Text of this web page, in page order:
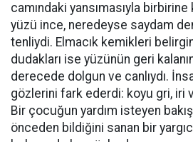
camındaki yansımasıyla birbirine
yüzü ince, neredeyse saydam
tenliydi. Elmacık kemikleri
dudakları ise yüzünün geri
derecede dolgun ve canlıydı.
gözlerini fark ederdi: koyu gri, iri
Bir çocuğun yardım isteyen
önceden bildiğini sanan bir